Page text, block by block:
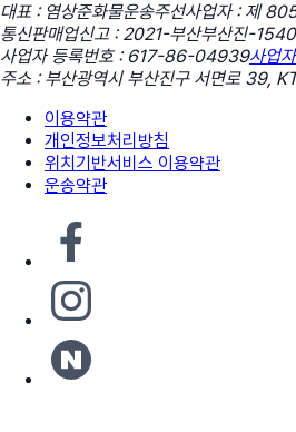
대표 : 염상준화물운송주선사업자 : 제
통신판매업신고 : 2021-부산부산진-1540
사업자 등록번호 : 617-86-04939사업
주소 : 부산광역시 부산진구 서면로 39,
이용약관
개인정보처리방침
위치기반서비스 이용약관
운송약관